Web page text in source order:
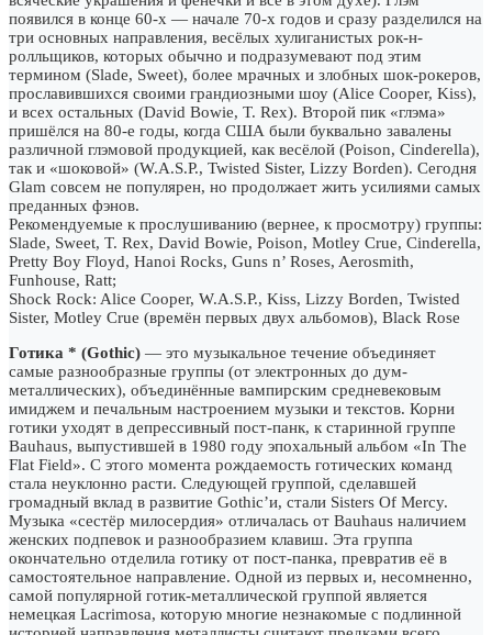
появился в конце 60-х — начале 70-х годов и сразу разделился на
три основных направления, весёлых хулиганистых рок-н-
ролльщиков, которых обычно и подразумевают под этим
термином (Slade, Sweet), более мрачных и злобных шок-рокеров,
прославившихся своими грандиозными шоу (Alice Cooper, Kiss),
и всех остальных (David Bowie, T. Rex). Второй пик «глэма»
пришёлся на 80-е годы, когда США были буквально завалены
различной глэмовой продукцией, как весёлой (Poison, Cinderella),
так и «шоковой» (W.A.S.P., Twisted Sister, Lizzy Borden). Сегодня
Glam совсем не популярен, но продолжает жить усилиями самых
преданных фэнов.
Рекомендуемые к прослушиванию (вернее, к просмотру) группы:
Slade, Sweet, T. Rex, David Bowie, Poison, Motley Crue, Cinderella,
Pretty Boy Floyd, Hanoi Rocks, Guns n’ Roses, Aerosmith,
Funhouse, Ratt;
Shock Rock: Alice Cooper, W.A.S.P., Kiss, Lizzy Borden, Twisted
Sister, Motley Crue (времён первых двух альбомов), Black Rose
Готика * (Gothic) — это музыкальное течение объединяет
самые разнообразные группы (от электронных до дум-
металлических), объединённые вампирским средневековым
имиджем и печальным настроением музыки и текстов. Корни
готики уходят в депрессивный пост-панк, к старинной группе
Bauhaus, выпустившей в 1980 году эпохальный альбом «In The
Flat Field». С этого момента рождаемость готических команд
стала неуклонно расти. Следующей группой, сделавшей
громадный вклад в развитие Gothic’и, стали Sisters Of Mercy.
Музыка «сестёр милосердия» отличалась от Bauhaus наличием
женских подпевок и разнообразием клавиш. Эта группа
окончательно отделила готику от пост-панка, превратив её в
самостоятельное направление. Одной из первых и, несомненно,
самой популярной готик-металлической группой является
немецкая Lacrimosa, которую многие незнакомые с подлинной